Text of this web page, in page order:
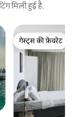
मिली हुई है.
गेस्ट्स की फ़ेवरेट
गेस्ट्स की फ़ेवरेट